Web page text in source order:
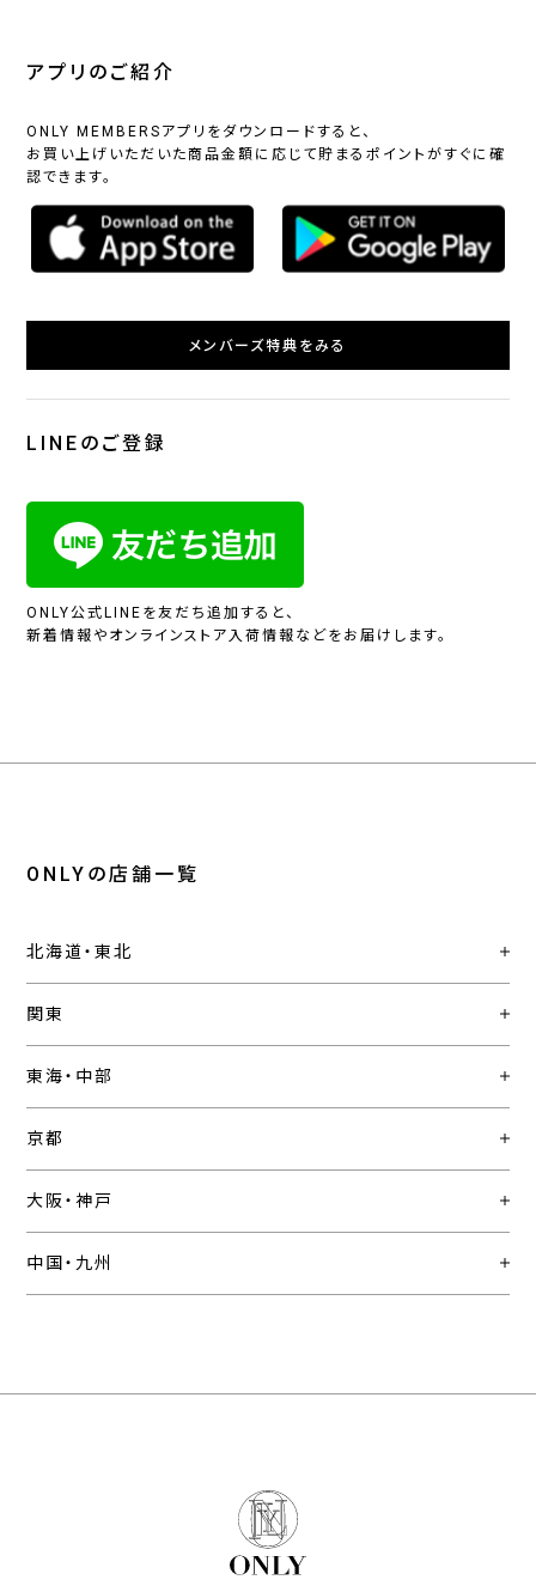
アプリのご紹介
ONLY MEMBERSアプリをダウンロードすると、
お買い上げいただいた商品金額に応じて貯まるポイントがすぐに確
認できます。
メンバーズ特典をみる
LINEのご登録
ONLY公式LINEを友だち追加すると、
新着情報やオンラインストア入荷情報などをお届けします。
ONLYの店舗一覧
北海道・東北
関東
東海・中部
京都
大阪・神戸
中国・九州